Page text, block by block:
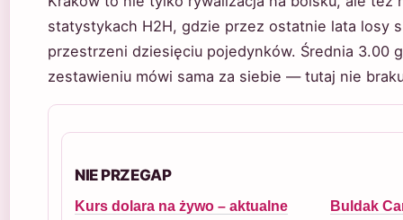
statystykach H2H, gdzie przez ostatnie lata losy
przestrzeni dziesięciu pojedynków. Średnia 3.00
zestawieniu mówi sama za siebie — tutaj nie
NIE PRZEGAP
Kurs dolara na żywo – aktualne
Buldak